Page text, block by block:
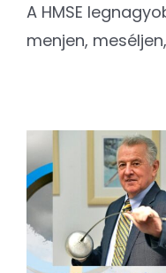
A HMSE
menjen,